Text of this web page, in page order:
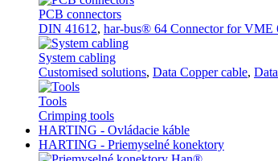
PCB connectors
DIN 41612, har-bus® 64 Connector for VME
System cabling
Customised solutions, Data Copper cable,
Tools
Crimping tools
HARTING - Ovládacie káble
HARTING - Priemyselné konektory